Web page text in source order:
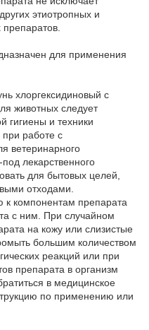
этиотропных и
препаратов.
для применения
хлоргексидиновый с
животных следует
гигиены и техники
работе с
ветеринарного
лекарственного
для бытовых целей,
отходами.
к компонентам препарата
с ним. При случайном
на кожу или слизистые
большим количеством
реакций или при
препарата в организм
в медицинское
по применению или